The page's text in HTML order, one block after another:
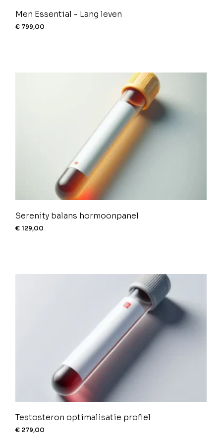
Men Essential - Lang leven
€ 799,00
Serenity balans hormoonpanel
€ 129,00
Testosteron optimalisatie profiel
€ 279,00